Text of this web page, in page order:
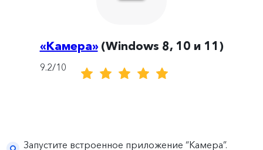
«Камера»(Windows 8, 10 и 11)
9.2/10
Запустите встроенное приложение “Камера”.